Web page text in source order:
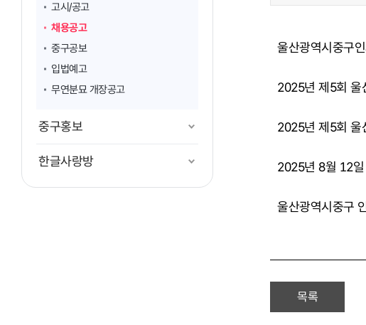
고시/공고
채용공고
중구공보
입법예고
무연분묘 개장공고
중구홍보
한글사랑방
울산광역시중구
2025년 제5회 울
2025년 제5회 울
2025년 8월 12일
울산광역시중구
목록